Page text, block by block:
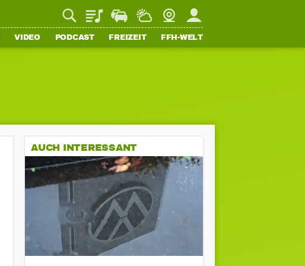
PlaylistStaupilotWetterWebcamMein FFH
VIDEO PODCAST FREIZEIT FFH-WELT
AUCH INTERESSANT